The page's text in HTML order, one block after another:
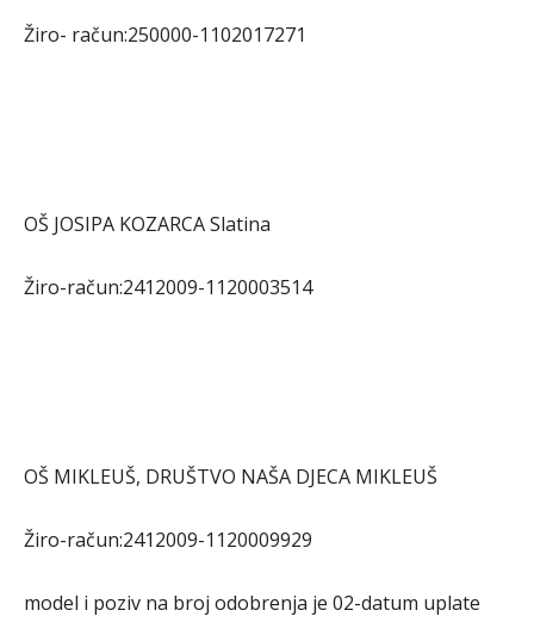
Žiro- račun:250000-1102017271
OŠ JOSIPA KOZARCA Slatina
Žiro-račun:2412009-1120003514
OŠ MIKLEUŠ, DRUŠTVO NAŠA DJECA MIKLEUŠ
Žiro-račun:2412009-1120009929
model i poziv na broj odobrenja je 02-datum uplate